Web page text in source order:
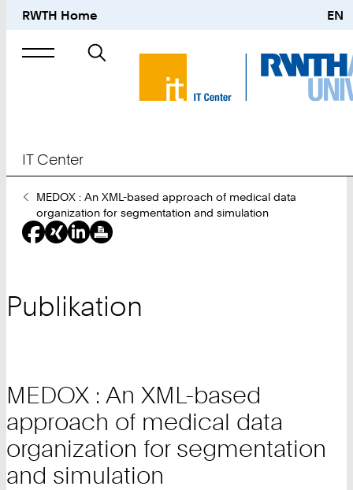
RWTH Home EN
Suche
nach
IT Center
Sie
sind
hier:
MEDOX : An XML-based approach of medical data
organization for segmentation and simulation
Publikation
MEDOX : An XML-based
approach of medical data
organization for segmentation
and simulation